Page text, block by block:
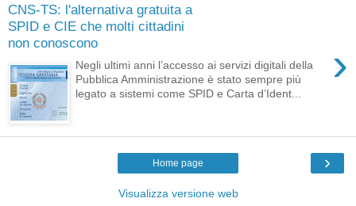
CNS-TS: l'alternativa gratuita a
SPID e CIE che molti cittadini
non conoscono
›
Negli ultimi anni l’accesso ai servizi digitali della
Pubblica Amministrazione è stato sempre più
legato a sistemi come SPID e Carta d’Ident...
›
Home page
Visualizza versione web